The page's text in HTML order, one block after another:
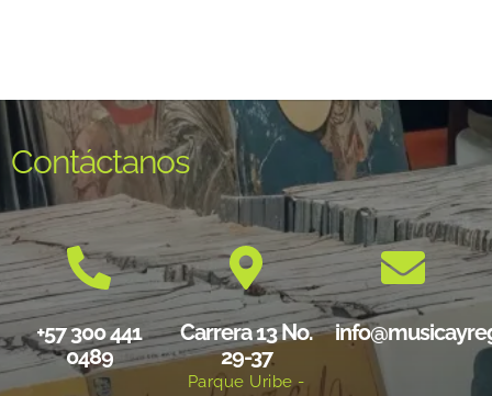
Contáctanos
+57 300 441
0489
Carrera 13 No.
29-37
Parque Uribe -